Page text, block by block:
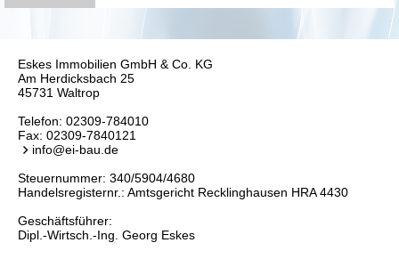
Eskes Immobilien GmbH & Co. KG
Am Herdicksbach 25
45731 Waltrop
Telefon: 02309-784010
Fax: 02309-7840121
info@ei-bau.de
Steuernummer: 340/5904/4680
Handelsregisternr.: Amtsgericht Recklinghausen HRA 4430
Geschäftsführer:
Dipl.-Wirtsch.-Ing. Georg Eskes